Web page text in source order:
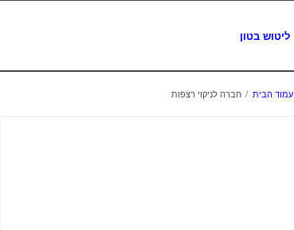
ליטוש בטון
עמוד הבית / חברה לניקוי רצפות